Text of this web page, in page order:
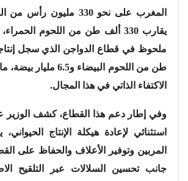
المغرب على نحو 330 مليون
يقارب 330 ألف طن من اللحوم
طن من اللحوم البيضاء
الاكتفاء الذاتي في هذا المجال.
وفي إطار دعم هذا القطاع، كشف الوزير
استثنائي لإعادة هيكلة الإنتاج
المربين وتوفير الأعلاف والحفاظ على
جانب تحسين السلالات عبر التلقيح